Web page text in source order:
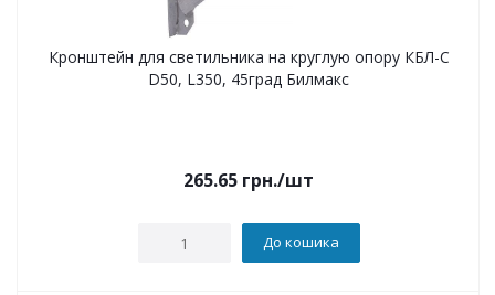
Кронштейн для светильника на круглую опору КБЛ-С
D50, L350, 45град Билмакс
265.65 грн./шт
До кошика